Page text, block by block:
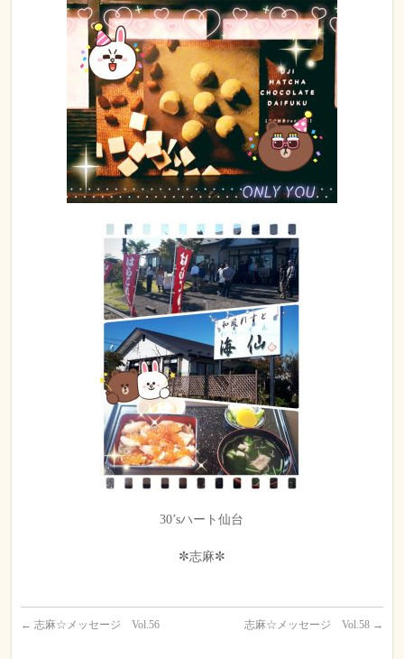
30’sハート仙台
✼志麻✼
← 志麻☆メッセージ Vol.56 志麻☆メッセージ Vol.58 →